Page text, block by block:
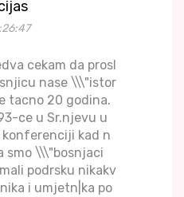
cekam da prosl
nase \\\"istor
tacno 20 godina.
ce u Sr.njevu u
kad n
smo \\\"bosnjaci
podrsku nikakv
i umjetn|ka po